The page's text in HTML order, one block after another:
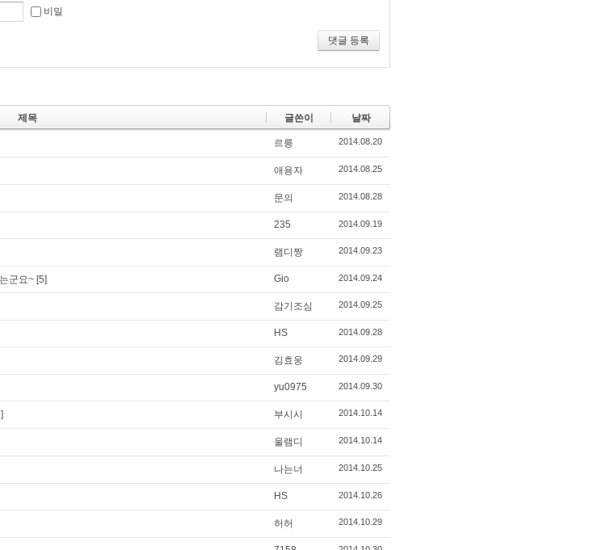
비밀
댓글 등록
제목 글쓴이 날짜
르릉 2014.08.20
애용자 2014.08.25
문의 2014.08.28
235 2014.09.19
램디짱 2014.09.23
군요~ [5] Gio 2014.09.24
감기조심 2014.09.25
HS 2014.09.28
김효웅 2014.09.29
yu0975 2014.09.30
부시시 2014.10.14
울램디 2014.10.14
나는너 2014.10.25
HS 2014.10.26
허허 2014.10.29